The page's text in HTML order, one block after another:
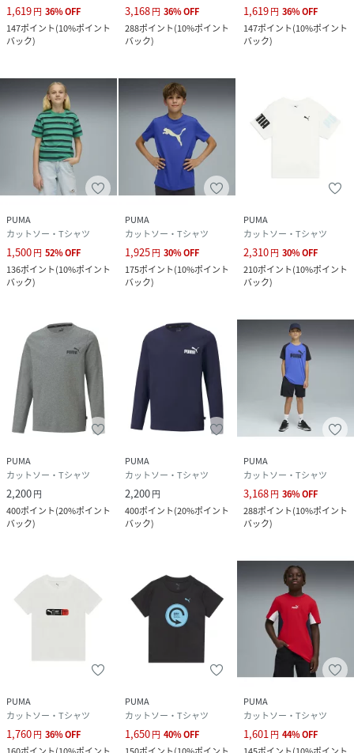
1,619円 36%OFF
147ポイント(10%ポイント
バック)
3,168円 36%OFF
288ポイント(10%ポイント
バック)
1,619円 36%OFF
147ポイント(10%ポイント
バック)
PUMA
カットソー・Tシャツ
1,500円 52%OFF
136ポイント(10%ポイント
バック)
PUMA
カットソー・Tシャツ
1,925円 30%OFF
175ポイント(10%ポイント
バック)
PUMA
カットソー・Tシャツ
2,310円 30%OFF
210ポイント(10%ポイント
バック)
PUMA
カットソー・Tシャツ
2,200円
400ポイント(20%ポイント
バック)
PUMA
カットソー・Tシャツ
2,200円
400ポイント(20%ポイント
バック)
PUMA
カットソー・Tシャツ
3,168円 36%OFF
288ポイント(10%ポイント
バック)
PUMA
カットソー・Tシャツ
1,760円 36%OFF
PUMA
カットソー・Tシャツ
1,650円 40%OFF
PUMA
カットソー・Tシャツ
1,601円 44%OFF